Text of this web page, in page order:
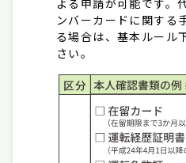
よる申請が可能です。
ンバーカードに関する
る場合は、基本ルール
さい。